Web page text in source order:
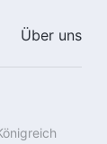
Über uns